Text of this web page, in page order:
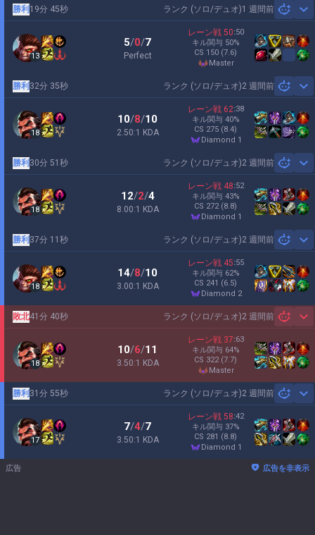
ランク (ソロ/デュオ)1 週間前
勝利 19分 45秒
13
5/0/7
Perfect
レーン戦 50:50
キル関与 50%
CS 150 (7.6)
master
ランク (ソロ/デュオ)2 週間前
勝利 32分 35秒
18
10/8/10
2.50:1 KDA
レーン戦 62:38
キル関与 40%
CS 275 (8.4)
diamond 1
ランク (ソロ/デュオ)2 週間前
勝利 30分 51秒
18
12/2/4
8.00:1 KDA
レーン戦 48:52
キル関与 43%
CS 272 (8.8)
diamond 1
ランク (ソロ/デュオ)2 週間前
勝利 37分 11秒
18
14/8/10
3.00:1 KDA
レーン戦 45:55
キル関与 62%
CS 241 (6.5)
diamond 2
ランク (ソロ/デュオ)2 週間前
敗北41分 40秒
18
10/6/11
3.50:1 KDA
レーン戦 37:63
キル関与 64%
CS 322 (7.7)
master
ランク (ソロ/デュオ)2 週間前
勝利 31分 55秒
17
7/4/7
3.50:1 KDA
レーン戦 58:42
キル関与 37%
CS 281 (8.8)
diamond 1
広告 広告を非表示